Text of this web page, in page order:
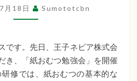
の
研
千
草
た
月18日 Sumototcbn
です。先日、王子ネピア株式会
き、「紙おむつ勉強会」を開催
修では、紙おむつの基本的な